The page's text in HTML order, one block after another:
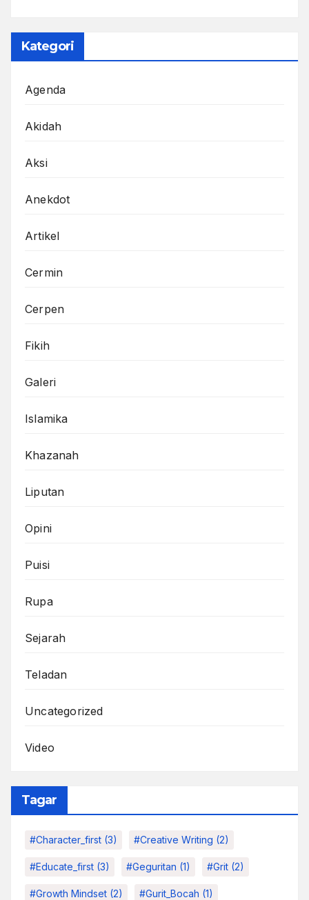
Kategori
Agenda
Akidah
Aksi
Anekdot
Artikel
Cermin
Cerpen
Fikih
Galeri
Islamika
Khazanah
Liputan
Opini
Puisi
Rupa
Sejarah
Teladan
Uncategorized
Video
Tagar
#character_first (3) #Creative Writing (2)
#educate_first (3) #Geguritan (1) #grit (2)
#growth Mindset (2) #Gurit_Bocah (1)